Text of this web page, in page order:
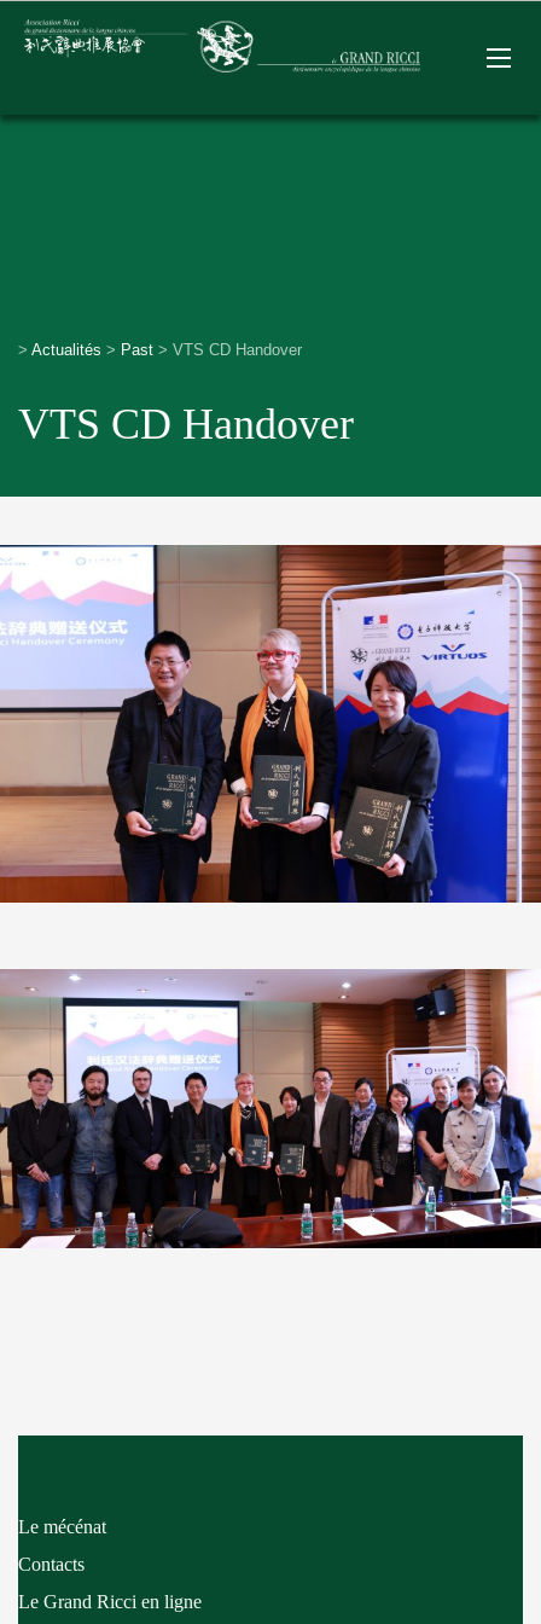
> Actualités > Past > VTS CD Handover
VTS CD Handover
Le mécénat
Contacts
Le Grand Ricci en ligne